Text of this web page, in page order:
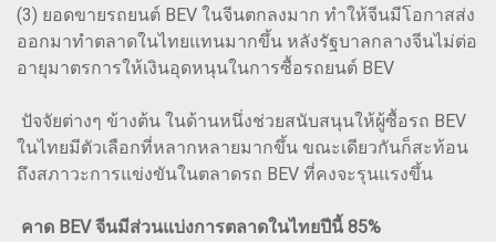
(3) ยอดขายรถยนต์ BEV ในจีนตกลงมาก ทำให้จีนมีโอกาสส่ง
ออกมาทำตลาดในไทยแทนมากขึ้น หลังรัฐบาลกลางจีนไม่ต่อ
อายุมาตรการให้เงินอุดหนุนในการซื้อรถยนต์ BEV
ปัจจัยต่างๆ ข้างต้น ในด้านหนึ่งช่วยสนับสนุนให้ผู้ซื้อรถ BEV
ในไทยมีตัวเลือกที่หลากหลายมากขึ้น ขณะเดียวกันก็สะท้อน
ถึงสภาวะการแข่งขันในตลาดรถ BEV ที่คงจะรุนแรงขึ้น
คาด BEV จีนมีส่วนแบ่งการตลาดในไทยปีนี้ 85%